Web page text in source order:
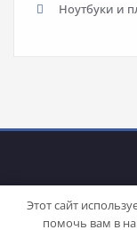
Ноутбуки и
Этот сайт
помочь вам в